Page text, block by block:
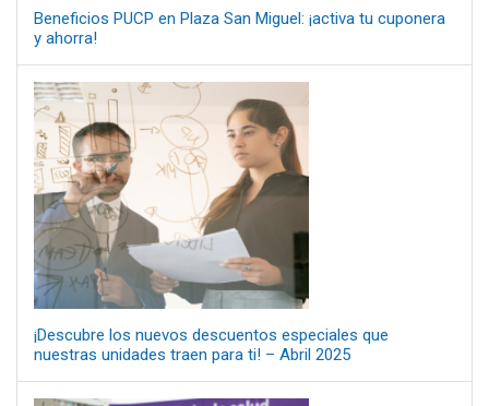
Beneficios PUCP en Plaza San Miguel: ¡activa tu cuponera
y ahorra!
¡Descubre los nuevos descuentos especiales que
nuestras unidades traen para ti! – Abril 2025